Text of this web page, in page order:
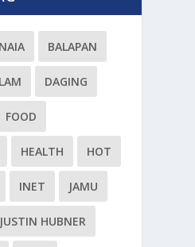
BALAPAN
DAGING
FOOD
HEALTH HOT
INET JAMU
JUSTIN HUBNER